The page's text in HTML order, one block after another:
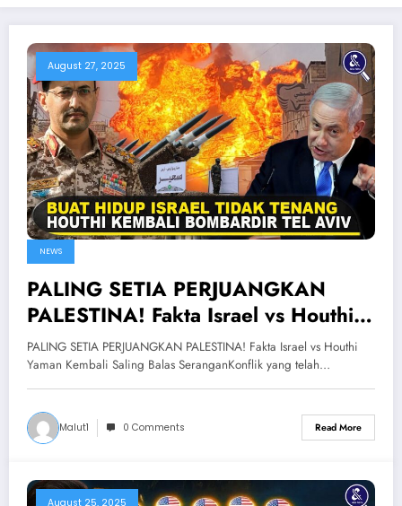
August 27, 2025
NEWS
PALING SETIA PERJUANGKAN
PALESTINA! Fakta Israel vs Houthi
Yaman Kembali Saling Balas
Serangan
PALING SETIA PERJUANGKAN PALESTINA! Fakta Israel vs Houthi
Yaman Kembali Saling Balas SeranganKonflik yang telah…
Malut1 0 Comments Read More
August 25, 2025